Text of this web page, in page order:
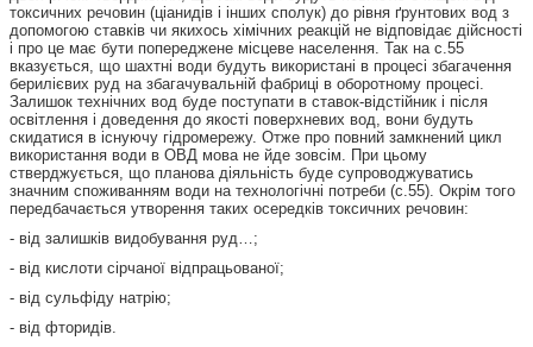
токсичних речовин (ціанидів і інших сполук) до рівня ґрунтових вод з
допомогою ставків чи якихось хімічних реакцій не відповідає дійсності
і про це має бути попереджене місцеве населення. Так на с.55
вказується, що шахтні води будуть використані в процесі збагачення
берилієвих руд на збагачувальній фабриці в оборотному процесі.
Залишок технічних вод буде поступати в ставок-відстійник і після
освітлення і доведення до якості поверхневих вод, вони будуть
скидатися в існуючу гідромережу. Отже про повний замкнений цикл
використання води в ОВД мова не йде зовсім. При цьому
стверджується, що планова діяльність буде супроводжуватись
значним споживанням води на технологічні потреби (с.55). Окрім того
передбачається утворення таких осередків токсичних речовин:
- від залишків видобування руд…;
- від кислоти сірчаної відпрацьованої;
- від сульфіду натрію;
- від фторидів.